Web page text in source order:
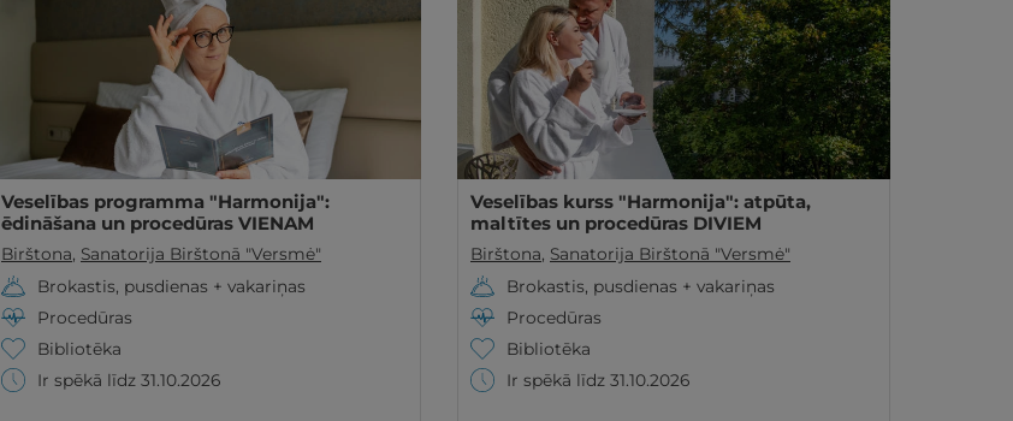
Veselības programma "Harmonija":
ēdināšana un procedūras VIENAM
Birštona, Sanatorija Birštonā "Versmė"
Brokastis, pusdienas + vakariņas
Procedūras
Bibliotēka
Ir spēkā līdz 31.10.2026
Veselības kurss "Harmonija": atpūta,
maltītes un procedūras DIVIEM
Birštona, Sanatorija Birštonā "Versmė"
Brokastis, pusdienas + vakariņas
Procedūras
Bibliotēka
Ir spēkā līdz 31.10.2026